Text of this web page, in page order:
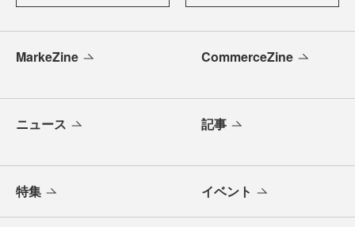
MarkeZine CommerceZine
ニュース 記事
特集 イベント